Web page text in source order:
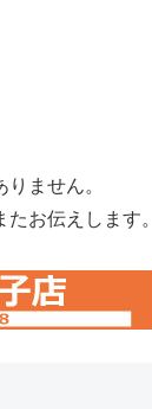
ません。
お伝えします。